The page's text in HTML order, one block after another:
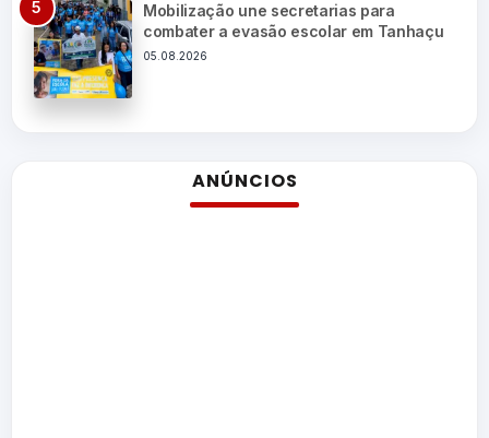
Mobilização une secretarias para
combater a evasão escolar em Tanhaçu
05.08.2026
ANÚNCIOS